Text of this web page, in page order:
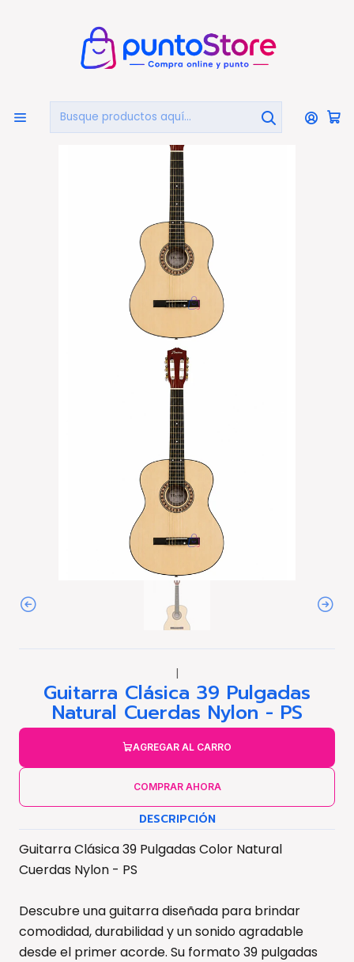
Inicio INSTRUMENTOS MUSICALES
Instrumentos De Cuerda
Guitarra Clásica 39 Pulgadas Natural Cuerdas Nylon -
|
Guitarra Clásica 39 Pulgadas
Natural Cuerdas Nylon - PS
AGREGAR AL CARRO
COMPRAR AHORA
DESCRIPCIÓN
Guitarra Clásica 39 Pulgadas Color Natural
Cuerdas Nylon - PS
Descubre una guitarra diseñada para brindar
comodidad, durabilidad y un sonido agradable
desde el primer acorde. Su formato 39 pulgadas